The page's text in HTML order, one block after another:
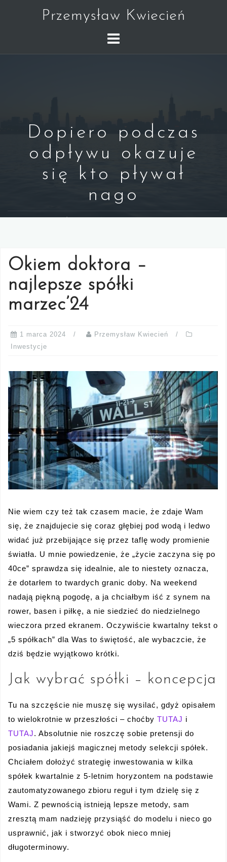
Przemysław Kwiecień
Dopiero podczas
odpływu okazuje
się kto pływał
nago
Okiem doktora –
najlepsze spółki
marzec’24
1 marca 2024
Przemysław Kwiecień
Inwestycje
Nie wiem czy też tak czasem macie, że zdaje Wam
się, że znajdujecie się coraz głębiej pod wodą i ledwo
widać już przebijające się przez taflę wody promienie
światła. U mnie powiedzenie, że „życie zaczyna się po
40ce” sprawdza się idealnie, ale to niestety oznacza,
że dotarłem to twardych granic doby. Na weekend
nadają piękną pogodę, a ja chciałbym iść z synem na
rower, basen i piłkę, a nie siedzieć do niedzielnego
wieczora przed ekranem. Oczywiście kwartalny tekst o
„5 spółkach” dla Was to świętość, ale wybaczcie, że
dziś będzie wyjątkowo krótki.
Jak wybrać spółki – koncepcja
Tu na szczęście nie muszę się wysilać, gdyż opisałem
to wielokrotnie w przeszłości – choćby TUTAJ i
TUTAJ. Absolutnie nie roszczę sobie pretensji do
posiadania jakiejś magicznej metody selekcji spółek.
Chciałem dołożyć strategię inwestowania w kilka
spółek kwartalnie z 5-letnim horyzontem na podstawie
zautomatyzowanego zbioru reguł i tym dzielę się z
Wami. Z pewnością istnieją lepsze metody, sam
zresztą mam nadzieję przysiąść do modelu i nieco go
usprawnić, jak i stworzyć obok nieco mniej
długoterminowy.